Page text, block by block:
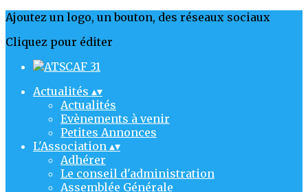
Ajoutez un logo, un bouton, des réseaux sociaux
Cliquez pour éditer
Actualités ▴▾
Actualités
Evènements à venir
Petites Annonces
L'Association ▴▾
Adhérer
Le conseil d'administration
Assemblée Générale